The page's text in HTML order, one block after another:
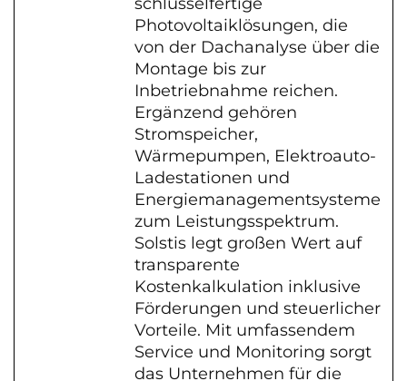
schlüsselfertige
Photovoltaiklösungen, die
von der Dachanalyse über die
Montage bis zur
Inbetriebnahme reichen.
Ergänzend gehören
Stromspeicher,
Wärmepumpen, Elektroauto-
Ladestationen und
Energiemanagementsysteme
zum Leistungsspektrum.
Solstis legt großen Wert auf
transparente
Kostenkalkulation inklusive
Förderungen und steuerlicher
Vorteile. Mit umfassendem
Service und Monitoring sorgt
das Unternehmen für die